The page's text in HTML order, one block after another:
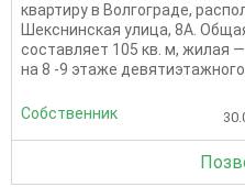
квартиру в Волгограде,
Шекснинская улица, 8А.
составляет 105 кв. м, жилая
на 8 -9 этаже девятиэтажного
Собственник